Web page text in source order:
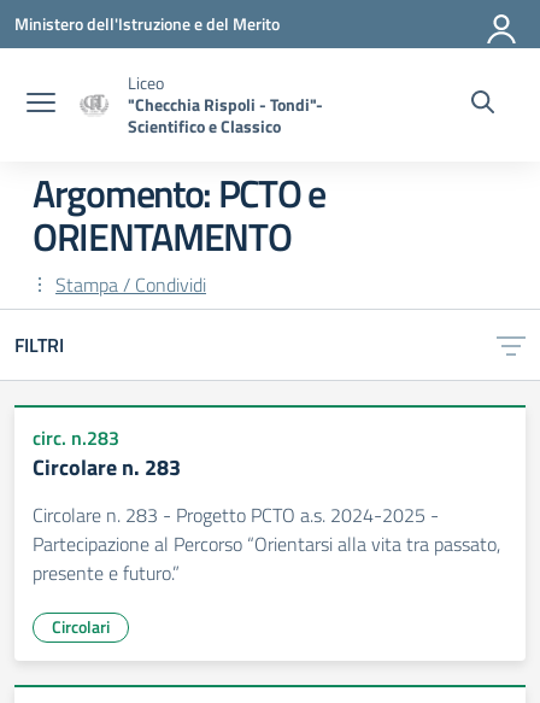
Vai ai contenuti
Vai al menu di navigazione
Vai al footer
Ministero dell'Istruzione e del Merito
Liceo
"Checchia Rispoli - Tondi"-
Scientifico e Classico
Argomento: PCTO e
ORIENTAMENTO
Stampa / Condividi
FILTRI
circ. n.283
Circolare n. 283
Circolare n. 283 - Progetto PCTO a.s. 2024-2025 -
Partecipazione al Percorso “Orientarsi alla vita tra passato,
presente e futuro.”
Circolari